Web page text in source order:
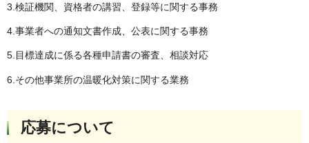
3.検証機関、資格者の講習、登録等に関する事務
4.事業者への通知文書作成、公表に関する事務
5.目標達成に係る各種申請書の審査、相談対応
6.その他事業所の温暖化対策に関する業務
応募について